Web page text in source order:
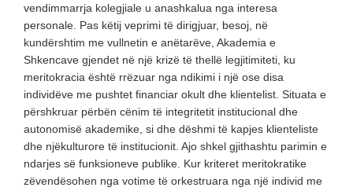
vendimmarrja kolegjiale u anashkalua nga interesa
personale. Pas këtij veprimi të dirigjuar, besoj, në
kundërshtim me vullnetin e anëtarëve, Akademia e
Shkencave gjendet në një krizë të thellë legjitimiteti, ku
meritokracia është rrëzuar nga ndikimi i një ose disa
individëve me pushtet financiar okult dhe klientelist. Situata e
përshkruar përbën cënim të integritetit institucional dhe
autonomisë akademike, si dhe dëshmi të kapjes klienteliste
dhe njëkulturore të institucionit. Ajo shkel gjithashtu parimin e
ndarjes së funksioneve publike. Kur kriteret meritokratike
zëvendësohen nga votime të orkestruara nga një individ me